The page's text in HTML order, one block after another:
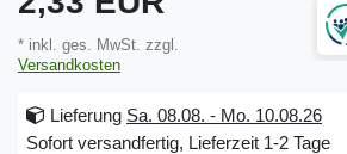
* inkl. ges. MwSt. zzgl.
Versandkosten
Lieferung Sa. 08.08. - Mo. 10.08.26
Sofort versandfertig, Lieferzeit 1-2 Tage